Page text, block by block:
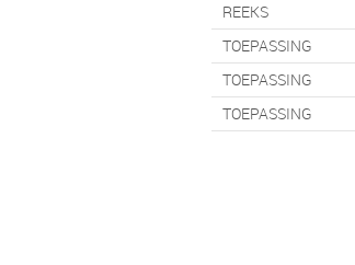
REEKS
TOEPASSING
TOEPASSING
TOEPASSING